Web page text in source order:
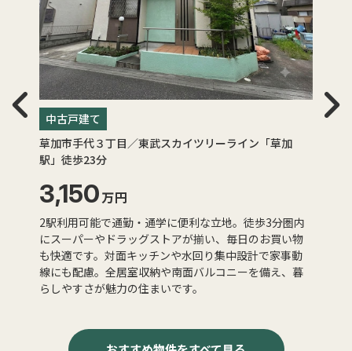
中古戸建て
草加市手代３丁目／東武スカイツリーライン「草加
駅」徒歩23分
3,150万円
2駅利用可能で通勤・通学に便利な立地。徒歩3分圏内
にスーパーやドラッグストアが揃い、毎日のお買い物
も快適です。対面キッチンや水回り集中設計で家事動
線にも配慮。全居室収納や南面バルコニーを備え、暮
らしやすさが魅力の住まいです。